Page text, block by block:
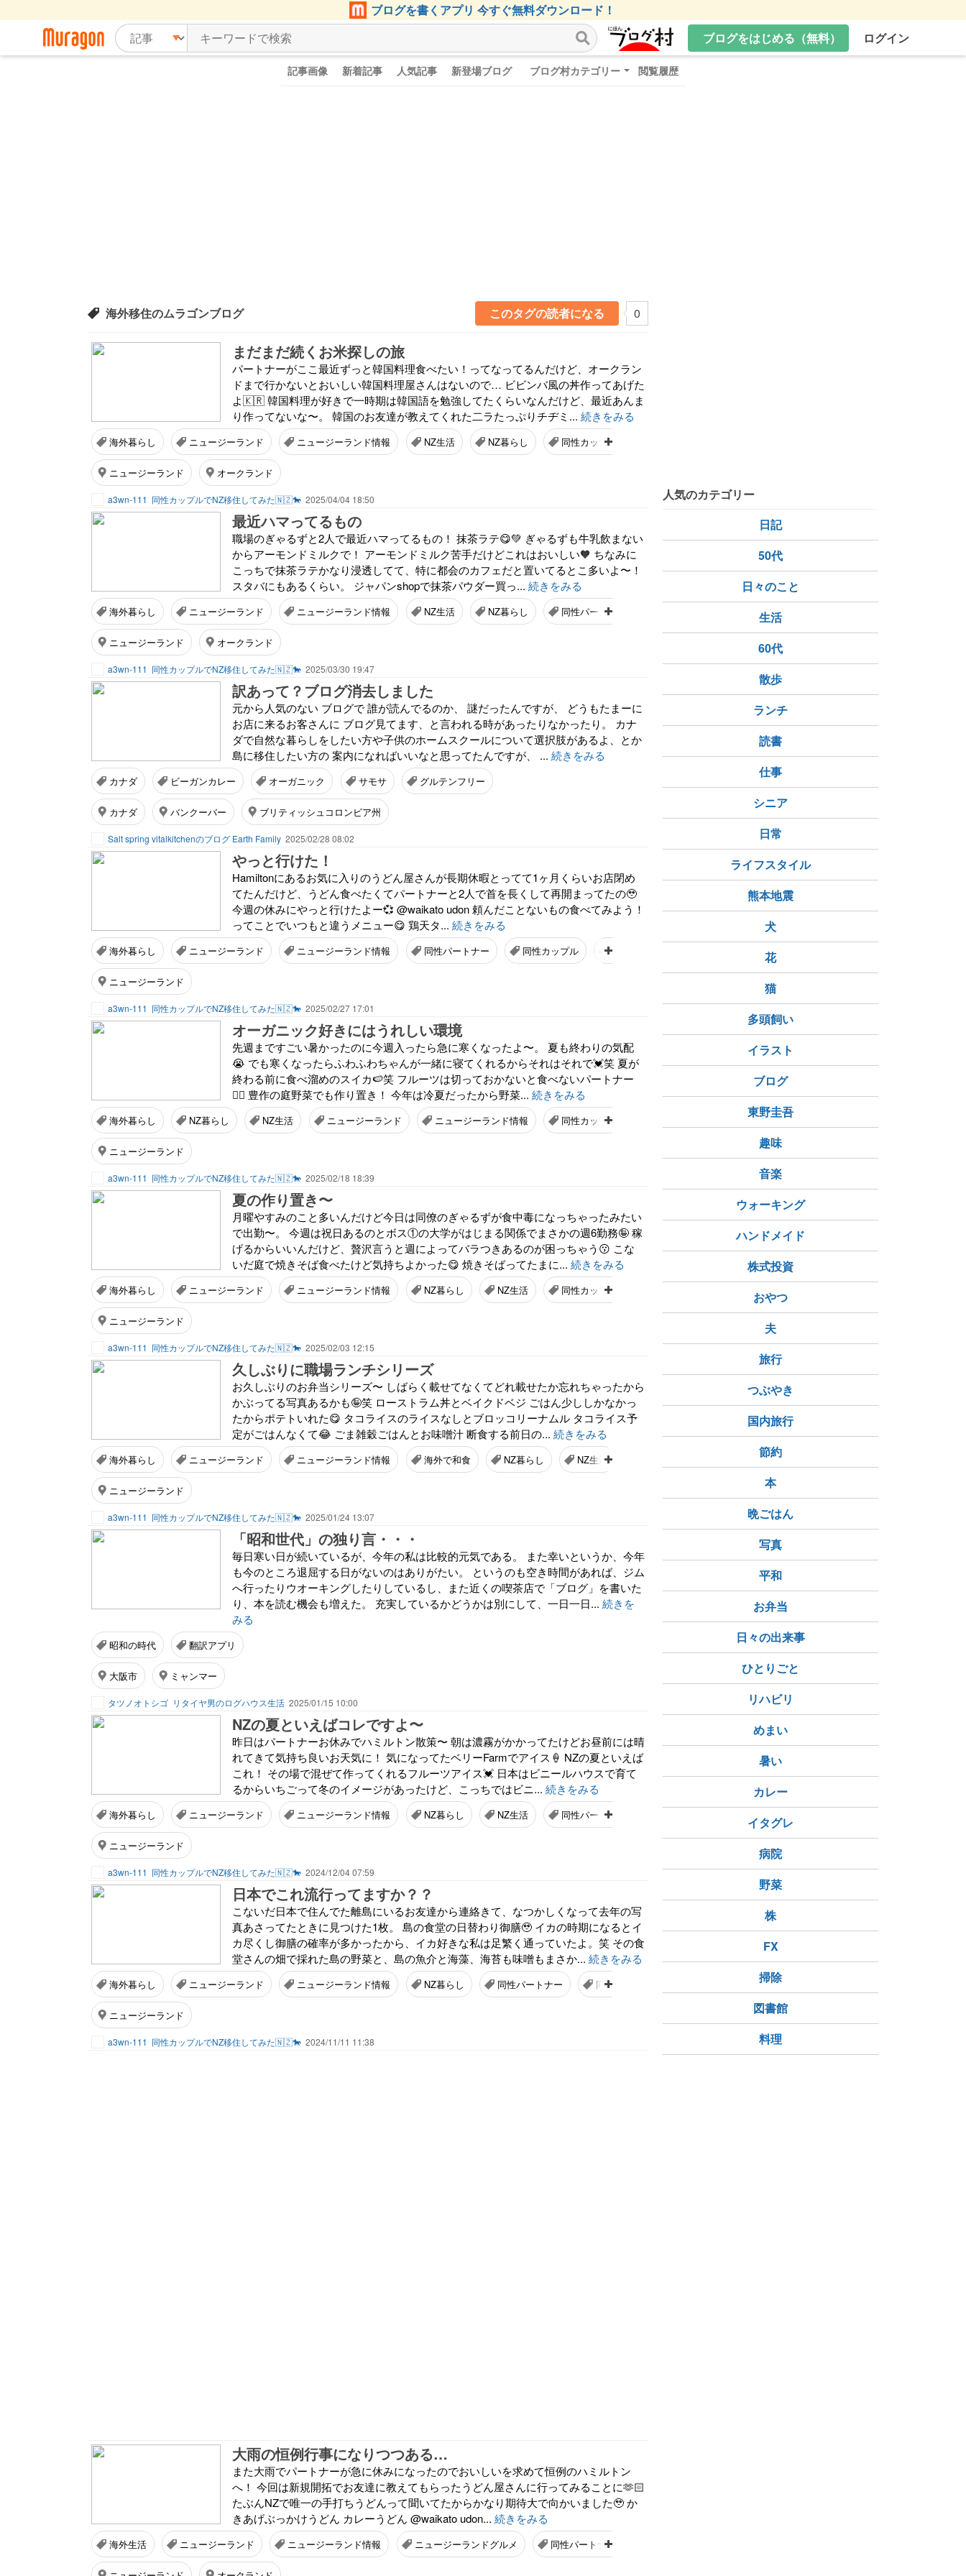
ブログを書くアプリ 今すぐ無料ダウンロード！
ブログをはじめる（無料）
ログイン
記事画像 新着記事 人気記事 新登場ブログ ブログ村カテゴリー 閲覧履歴
海外移住のムラゴンブログ このタグの読者になる 0
まだまだ続くお米探しの旅
パートナーがここ最近ずっと韓国料理食べたい！ってなってるんだけど、オークラン
ドまで行かないとおいしい韓国料理屋さんはないので… ビビンバ風の丼作ってあげた
よ🇰🇷 韓国料理が好きで一時期は韓国語を勉強してたくらいなんだけど、最近あんま
り作ってないな〜。 韓国のお友達が教えてくれた二ラたっぷりチヂミ... 続きをみる
海外暮らし ニュージーランド ニュージーランド情報 NZ生活 NZ暮らし 同性カップル
ニュージーランド オークランド
a3wn-111 同性カップルでNZ移住してみた🇳🇿🐎 2025/04/04 18:50
最近ハマってるもの
職場のぎゃるずと2人で最近ハマってるもの！ 抹茶ラテ😋💚 ぎゃるずも牛乳飲まない
からアーモンドミルクで！ アーモンドミルク苦手だけどこれはおいしい🧡 ちなみに
こっちで抹茶ラテかなり浸透してて、特に都会のカフェだと置いてるとこ多いよ〜！
スタバにもあるくらい。 ジャパンshopで抹茶パウダー買っ... 続きをみる
海外暮らし ニュージーランド ニュージーランド情報 NZ生活 NZ暮らし 同性パートナー NZ在住
ニュージーランド オークランド
a3wn-111 同性カップルでNZ移住してみた🇳🇿🐎 2025/03/30 19:47
訳あって？ブログ消去しました
元から人気のない ブログで 誰が読んでるのか、 謎だったんですが、 どうもたまーに
お店に来るお客さんに ブログ見てます、と言われる時があったりなかったり。 カナ
ダで自然な暮らしをしたい方や子供のホームスクールについて選択肢があるよ、とか
島に移住したい方の 案内になればいいなと思ってたんですが、 ... 続きをみる
カナダ ビーガンカレー オーガニック サモサ グルテンフリー
カナダ バンクーバー ブリティッシュコロンビア州
Salt spring vitalkitchenのブログ Earth Family 2025/02/28 08:02
やっと行けた！
Hamiltonにあるお気に入りのうどん屋さんが長期休暇とってて1ヶ月くらいお店閉め
てたんだけど、うどん食べたくてパートナーと2人で首を長くして再開まってたの🥹
今週の休みにやっと行けたよー💞 @waikato udon 頼んだことないもの食べてみよう！
ってことでいつもと違うメニュー😋 鶏天タ... 続きをみる
海外暮らし ニュージーランド ニュージーランド情報 同性パートナー 同性カップル NZ暮らし NZ在住
ニュージーランド
a3wn-111 同性カップルでNZ移住してみた🇳🇿🐎 2025/02/27 17:01
オーガニック好きにはうれしい環境
先週まですごい暑かったのに今週入ったら急に寒くなったよ〜。 夏も終わりの気配
😭 でも寒くなったらふわふわちゃんが一緒に寝てくれるからそれはそれで💓笑 夏が
終わる前に食べ溜めのスイカ🍉笑 フルーツは切っておかないと食べないパートナー
😮‍💨 豊作の庭野菜でも作り置き！ 今年は冷夏だったから野菜... 続きをみる
海外暮らし NZ暮らし NZ生活 ニュージーランド ニュージーランド情報 同性カップル NZ
ニュージーランド
a3wn-111 同性カップルでNZ移住してみた🇳🇿🐎 2025/02/18 18:39
夏の作り置き〜
月曜やすみのこと多いんだけど今日は同僚のぎゃるずが食中毒になっちゃったみたい
で出勤〜。 今週は祝日あるのとボス①の大学がはじまる関係でまさかの週6勤務🤪 稼
げるからいいんだけど、贅沢言うと週によってバラつきあるのが困っちゃう😗 こな
いだ庭で焼きそば食べたけど気持ちよかった😋 焼きそばってたまに... 続きをみる
海外暮らし ニュージーランド ニュージーランド情報 NZ暮らし NZ生活 同性カップル NZ在住
ニュージーランド
a3wn-111 同性カップルでNZ移住してみた🇳🇿🐎 2025/02/03 12:15
久しぶりに職場ランチシリーズ
お久しぶりのお弁当シリーズ〜 しばらく載せてなくてどれ載せたか忘れちゃったから
かぶってる写真あるかも🤪笑 ローストラム丼とベイクドベジ ごはん少ししかなかっ
たからポテトいれた😋 タコライスのライスなしとブロッコリーナムル タコライス予
定がごはんなくて😂 ごま雑穀ごはんとお味噌汁 断食する前日の... 続きをみる
海外暮らし ニュージーランド ニュージーランド情報 海外で和食 NZ暮らし NZ生活 NZ在住
ニュージーランド
a3wn-111 同性カップルでNZ移住してみた🇳🇿🐎 2025/01/24 13:07
「昭和世代」の独り言・・・
毎日寒い日が続いているが、今年の私は比較的元気である。 また幸いというか、今年
も今のところ退屈する日がないのはありがたい。 というのも空き時間があれば、ジム
へ行ったりウオーキングしたりしているし、また近くの喫茶店で「ブログ」を書いた
り、本を読む機会も増えた。 充実しているかどうかは別にして、一日一日... 続きを
みる
昭和の時代 翻訳アプリ
大阪市 ミャンマー
タツノオトシゴ リタイヤ男のログハウス生活 2025/01/15 10:00
NZの夏といえばコレですよ〜
昨日はパートナーお休みでハミルトン散策〜 朝は濃霧がかかってたけどお昼前には晴
れてきて気持ち良いお天気に！ 気になってたベリーFarmでアイス🍦 NZの夏といえば
これ！ その場で混ぜて作ってくれるフルーツアイス💓 日本はビニールハウスで育て
るからいちごって冬のイメージがあったけど、こっちではビニ... 続きをみる
海外暮らし ニュージーランド ニュージーランド情報 NZ暮らし NZ生活 同性パートナー NZ在住
ニュージーランド
a3wn-111 同性カップルでNZ移住してみた🇳🇿🐎 2024/12/04 07:59
日本でこれ流行ってますか？？
こないだ日本で住んでた離島にいるお友達から連絡きて、なつかしくなって去年の写
真あさってたときに見つけた1枚。 島の食堂の日替わり御膳🥹 イカの時期になるとイ
カ尽くし御膳の確率が多かったから、イカ好きな私は足繁く通っていたよ。笑 その食
堂さんの畑で採れた島の野菜と、島の魚介と海藻、海苔も味噌もまさか... 続きをみる
海外暮らし ニュージーランド ニュージーランド情報 NZ暮らし 同性パートナー 同性カップル
ニュージーランド
a3wn-111 同性カップルでNZ移住してみた🇳🇿🐎 2024/11/11 11:38
大雨の恒例行事になりつつある…
また大雨でパートナーが急に休みになったのでおいしいを求めて恒例のハミルトン
へ！ 今回は新規開拓でお友達に教えてもらったうどん屋さんに行ってみることに🫶🏻
たぶんNZで唯一の手打ちうどんって聞いてたからかなり期待大で向かいました🥹 か
きあげぶっかけうどん カレーうどん @waikato udon... 続きをみる
海外生活 ニュージーランド ニュージーランド情報 ニュージーランドグルメ 同性パートナー
人気のカテゴリー
日記
50代
日々のこと
生活
60代
散歩
ランチ
読書
仕事
シニア
日常
ライフスタイル
熊本地震
犬
花
猫
多頭飼い
イラスト
ブログ
東野圭吾
趣味
音楽
ウォーキング
ハンドメイド
株式投資
おやつ
夫
旅行
つぶやき
国内旅行
節約
本
晩ごはん
写真
平和
お弁当
日々の出来事
ひとりごと
リハビリ
めまい
暑い
カレー
イタグレ
病院
野菜
株
FX
掃除
図書館
料理